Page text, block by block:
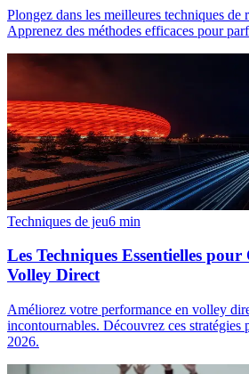
Plongez dans les meilleures techniques
Apprenez des méthodes efficaces pour
Techniques de jeu6 min
Les Techniques Essentielles
Volley Direct
Améliorez votre performance en volley
incontournables. Découvrez ces stratégies
2026.